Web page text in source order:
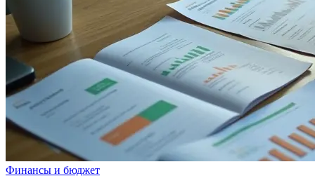
Финансы и бюджет